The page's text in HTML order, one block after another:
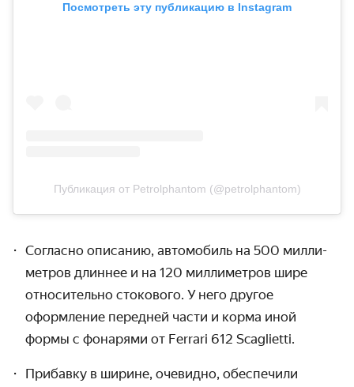
Посмотреть эту публикацию в Instagram
Публикация от Petrolphantom (@petrolphantom)
Согласно описанию, автомобиль на 500 милли­
метров длиннее и на 120 милли­метров шире
относи­тельно стокового. У него другое
оформление передней части и корма иной
формы с фонарями от Ferrari 612 Scaglietti.
Прибавку в ширине, очевидно, обеспечили